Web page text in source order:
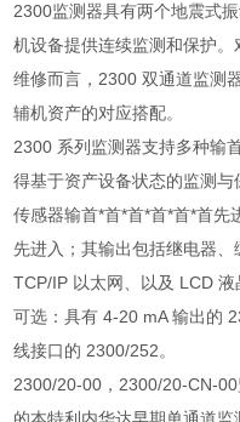
2300监测器具有两个地震式
机设备提供连续监测和保护
维修而言，2300 双通道监测
辅机资产的对应搭配。
2300 系列监测器支持多种输
得基于资产设备状态的监测
传感器输首*首*首*首*首*首先
先进入；其输出包括继电器、
TCP/IP 以太网、以及 LCD
可选：具有 4-20 mA 输出的
线接口的 2300/252。
2300/20-00，2300/20-CN-